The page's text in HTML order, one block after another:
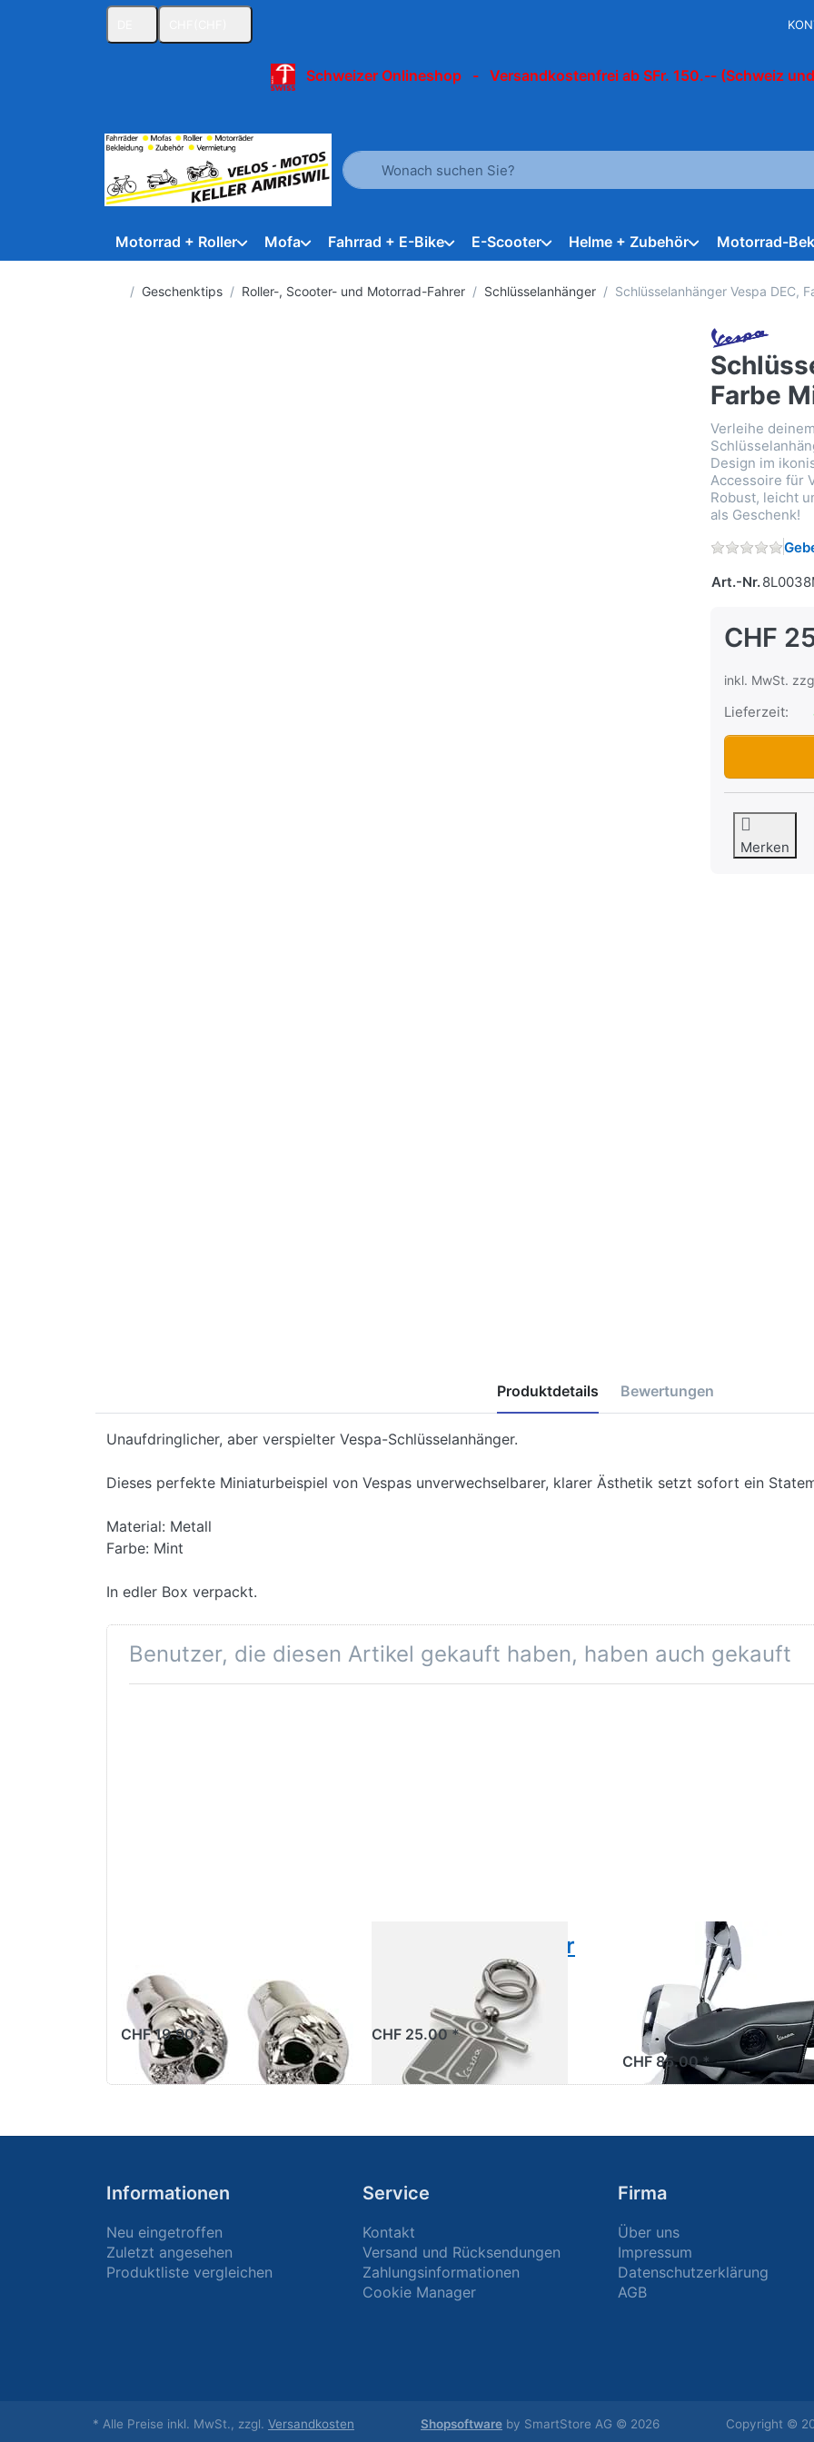
Schweizer Onlineshop - Versandkostenfrei ab SFr. 150.-- (Schweiz
Geben Sie einen Suchbegriff ein. Während Sie tippen, erscheinen
Motorrad + Roller Mofa Fahrrad + E-Bike E-Scooter Helme + Zubehör Motorrad-
Startseite
Geschenktips Roller-, Scooter- und Motorrad-Fahrer Schlüsselanhänger Schlüsselanhänger Vespa DEC,
Farbe
Verleihe
Design im
Accessoire für
Robust, leicht
als Geschenk!
Art.-Nr.
CHF
inkl. MwSt.
Lieferzeit:
Merken
Produktdetails Bewertungen
Unaufdringlicher, aber verspielter Vespa-Schlüsselanhänger.
Dieses perfekte Miniaturbeispiel von Vespas unverwechselbarer, klarer Ästhetik setzt sofort ein
Material: Metall
Farbe: Mint
In edler Box verpackt.
Benutzer, die diesen Artikel gekauft haben, haben auch gekauft
"Totenkopf",
verchromt (2 Stück)
CHF 19.90 *
Schlüsselanhänger
Vespa DEC, Farbe
CHF 25.00 *
Lenkermuffs
Primavera/
Original (Paar)
CHF 85.00 *
Informationen
Neu eingetroffen
Zuletzt angesehen
Produktliste vergleichen
Service
Kontakt
Versand und Rücksendungen
Zahlungsinformationen
Cookie Manager
Firma
Über uns
Impressum
Datenschutzerklärung
AGB
* Alle Preise inkl. MwSt., zzgl. Versandkosten Shopsoftware by SmartStore AG © 2026 Copyright ©